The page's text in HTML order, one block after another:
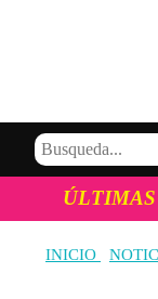
VIDEOS
Viceministro de
INICIO